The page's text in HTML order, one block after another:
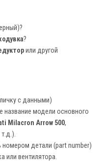
?
или другой
с данными)
название модели основного
Milacron Arrow 500,
т.д.).
детали (part number)
или вентилятора.